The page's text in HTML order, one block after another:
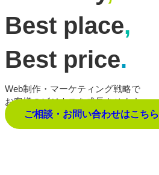
Best place,
Best price.
Web制作・マーケティング戦略で
お客様のビジネスを成長させます。
ご相談・お問い合わせはこちら